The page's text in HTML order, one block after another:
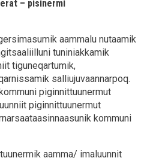
– pisinermi
aammalu nutaamik
tuniniakkamik
tiguneqartumik,
salliujuvaannarpoq.
piginnittuunermut
piginnittuunermut
kommuni
aamma/ imaluunnit